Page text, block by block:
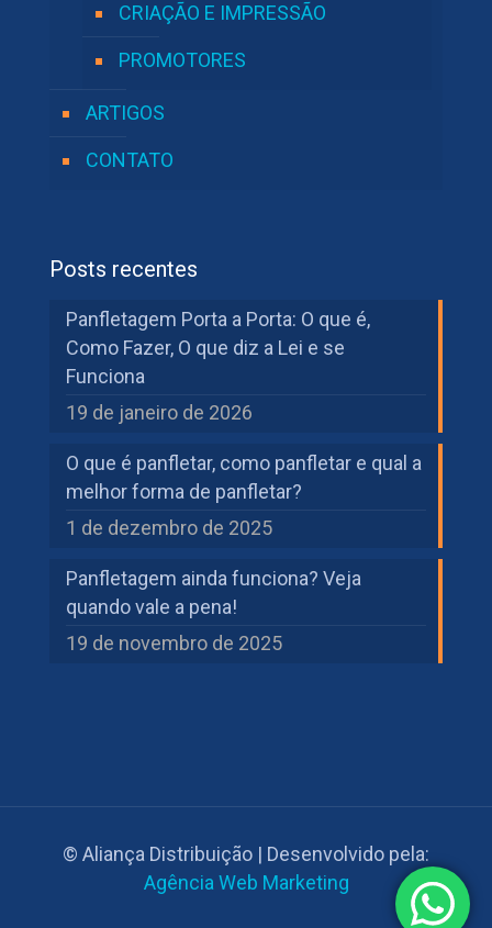
CRIAÇÃO E IMPRESSÃO
PROMOTORES
ARTIGOS
CONTATO
Posts recentes
Panfletagem Porta a Porta: O que é,
Como Fazer, O que diz a Lei e se
Funciona
19 de janeiro de 2026
O que é panfletar, como panfletar e qual a
melhor forma de panfletar?
1 de dezembro de 2025
Panfletagem ainda funciona? Veja
quando vale a pena!
19 de novembro de 2025
© Aliança Distribuição | Desenvolvido pela:
Agência Web Marketing